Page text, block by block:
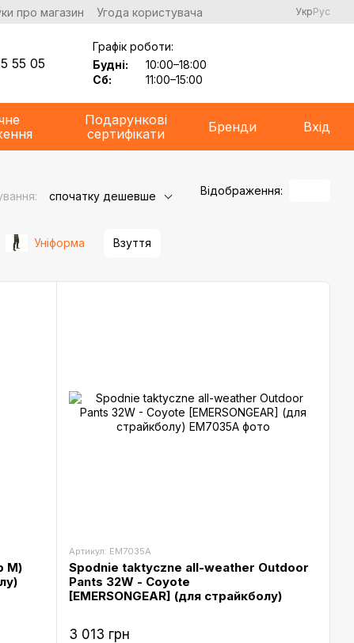
про магазин Угода користувача УкрРус
55 05
Графік роботи:
Будні:
10:00–18:00
Сб:
11:00–15:00
Подарункові
сертифікати
Бренди Вхід
спочатку дешевше Відображення:
Уніформа Взуття
М)
Артикул: EM7035A
Spodnie taktyczne all-weather Outdoor
Pants 32W - Coyote
[EMERSONGEAR] (для страйкболу)
3 013 грн